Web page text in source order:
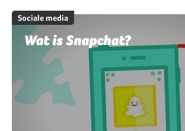
Sociale media
Wat is Snapchat?